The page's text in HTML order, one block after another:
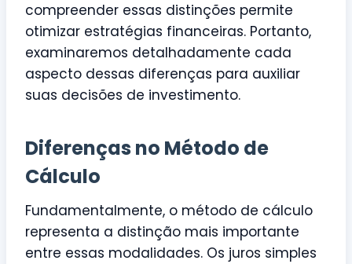
compreender essas distinções permite
otimizar estratégias financeiras. Portanto,
examinaremos detalhadamente cada
aspecto dessas diferenças para auxiliar
suas decisões de investimento.
Diferenças no Método de
Cálculo
Fundamentalmente, o método de cálculo
representa a distinção mais importante
entre essas modalidades. Os juros simples